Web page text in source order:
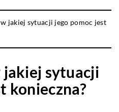
jakiej sytuacji jego pomoc jest
jakiej sytuacji
konieczna?